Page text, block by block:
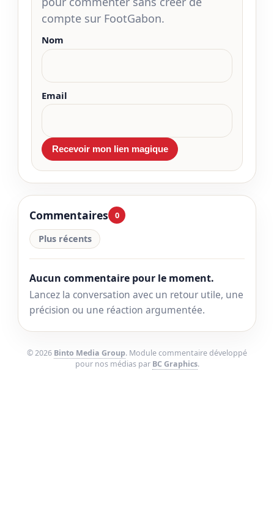
compte sur FootGabon.
Nom
Email
Commentaires 0
Plus récents
Aucun commentaire pour le moment.
Lancez la conversation avec un retour utile, une
précision ou une réaction argumentée.
© 2026 Binto Media Group. Module commentaire développé
pour nos médias par BC Graphics.